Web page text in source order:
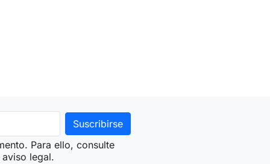
Para ello, consulte
legal.